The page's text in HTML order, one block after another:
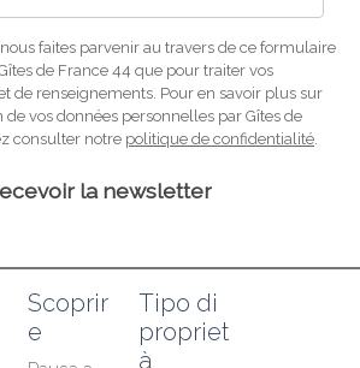
Scoprir
e
Tipo di
propriet
à